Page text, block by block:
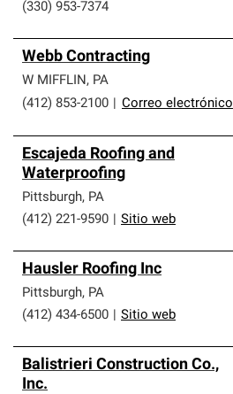
(330) 953-7374
Webb Contracting
W MIFFLIN, PA
(412) 853-2100
Correo electrónico
Escajeda Roofing and
Waterproofing
Pittsburgh, PA
(412) 221-9590
Sitio web
Hausler Roofing Inc
Pittsburgh, PA
(412) 434-6500
Sitio web
Balistrieri Construction Co.,
Inc.